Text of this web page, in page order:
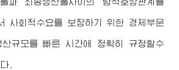
사회적수요를 보장하기 위한 경제부문
규모를 빠른 시간에 정확히 규정할수
.